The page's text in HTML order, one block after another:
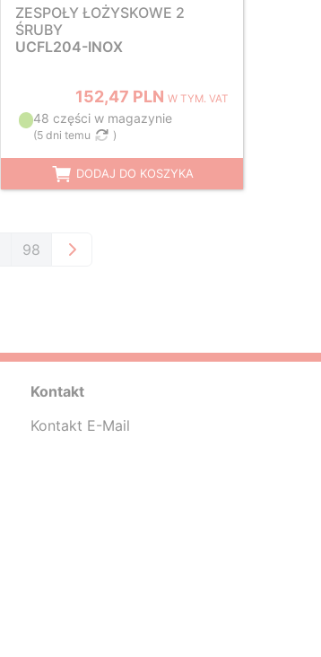
ZESPOŁY ŁOŻYSKOWE 2
ŚRUBY
UCFL204-INOX
152,47 PLN W TYM. VAT
48 części w magazynie
(5 dni temu )
DODAJ DO KOSZYKA
98
Kontakt
Kontakt E-Mail